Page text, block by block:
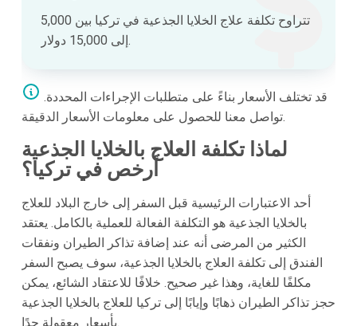
تتراوح تكلفة علاج الخلايا الجذعية في تركيا بين 5,000
إلى 15,000 دولار.
تواصل معنا للحصول على معلومات الأسعار الدقيقة.
لماذا تكلفة العلاج بالخلايا الجذعية
أرخص في تركيا؟
أحد الاعتبارات الرئيسية قبل السفر إلى خارج البلاد للعلاج
بالخلايا الجذعية هو التكلفة الفعالة للعملية بالكامل. يعتقد
الكثير من المرضى أنه عند إضافة تذاكر الطيران ونفقات
الفندق إلى تكلفة العلاج بالخلايا الجذعية، سوف يصبح السفر
مكلفًا للغاية، وهذا غير صحيح. خلافًا للاعتقاد الشائع، يمكن
حجز تذاكر الطيران ذهابًا وإيابًا إلى تركيا للعلاج بالخلايا الجذعية
بأسعار معقولة جدًا.